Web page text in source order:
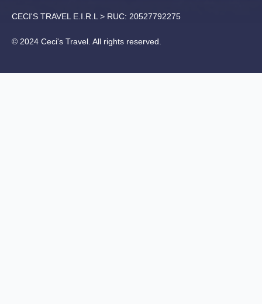
CECI'S TRAVEL E.I.R.L > RUC: 20527792275
© 2024 Ceci's Travel. All rights reserved.